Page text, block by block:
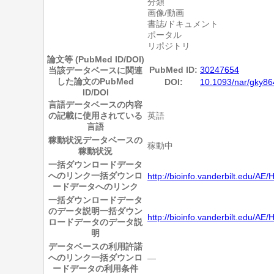
画像/動画
書誌/ドキュメント
ポータル
リポジトリ
論文等 (PubMed ID/DOI)
当該データベースに関連
した論文のPubMed
ID/DOI
PubMed ID: 30247654
DOI:
10.1093/nar/
言語データベースの内容
の記載に使用されている
言語
英語
稼動状況データベースの
稼動状況
稼動中
一括ダウンロードデータ
へのリンク一括ダウンロ
ードデータへのリンク
http://bioinfo.vanderbilt.edu/AE/
一括ダウンロードデータ
のデータ説明一括ダウン
ロードデータのデータ説
明
http://bioinfo.vanderbilt.edu/AE/
データベースの利用許諾
へのリンク一括ダウンロ
ードデータの利用条件
―